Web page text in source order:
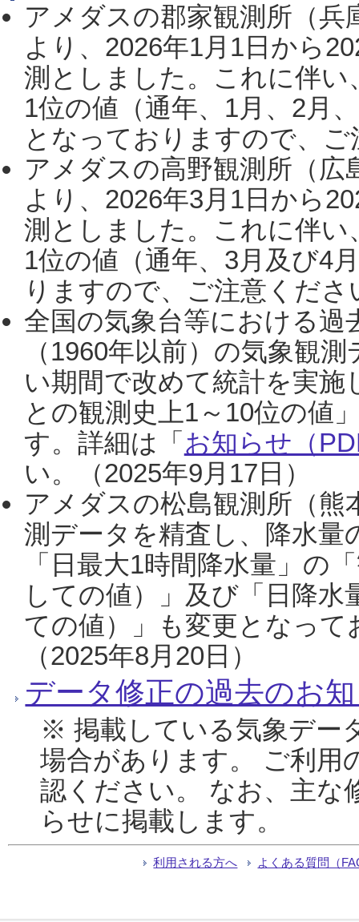
アメダスの郡家観測所（
より、2026年1月1日から
測としました。これに伴い
1位の値（通年、1月、2月
となっておりますので、
アメダスの高野観測所（
より、2026年3月1日から
測としました。これに伴い
1位の値（通年、3月及び4
りますので、ご注意くだ
全国の気象台等における過
（1960年以前）の気象観
い期間で改めて統計を実
との観測史上1～10位の値
す。詳細は「 お知らせ（
い。（2025年9月17日）
アメダスの松島観測所（熊
測データを精査し、降水
「日最大1時間降水量」の
しての値）」及び「日降
ての値）」も変更となっ
（2025年8月20日）
データ修正の過去のお
※ 掲載している気象デー
場合があります。 ご利用
認ください。 なお、主な
らせに掲載します。
利用される方へ よくある質問（